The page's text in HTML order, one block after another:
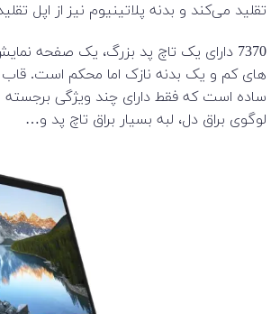
تقلید می‌کند و بدنه پلاتینیوم نیز از اپل
7370 دارای یک تاچ پد بزرگ، یک صفحه
های کم و یک بدنه نازک اما محکم است. قاب
ساده است که فقط دارای چند ویژگی برجسته
لوگوی براق دل، لبه بسیار براق تاچ پد و…